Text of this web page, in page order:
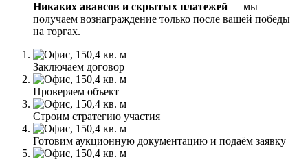
Никаких авансов и скрытых платежей— мы
получаем вознаграждение только после вашей победы
на торгах.
Заключаем договор
Проверяем объект
Строим стратегию участия
Готовим аукционную документацию и подаём заявку